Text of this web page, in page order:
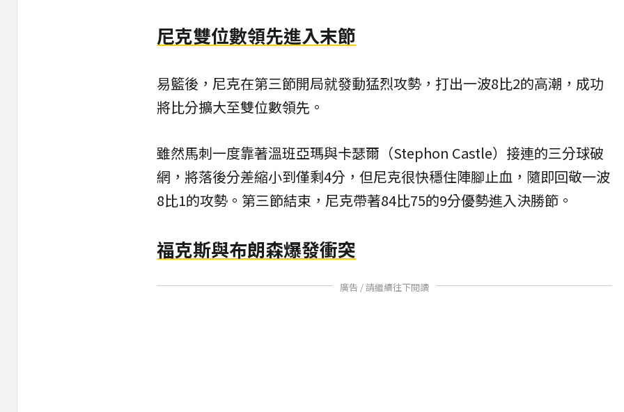
尼克雙位數領先進入末節
易籃後，尼克在第三節開局就發動猛烈攻勢，打出一波8比2的高潮，成功
將比分擴大至雙位數領先。
雖然馬刺一度靠著溫班亞瑪與卡瑟爾（Stephon Castle）接連的三分球破
網，將落後分差縮小到僅剩4分，但尼克很快穩住陣腳止血，隨即回敬一波
8比1的攻勢。第三節結束，尼克帶著84比75的9分優勢進入決勝節。
福克斯與布朗森爆發衝突
廣告 / 請繼續往下閱讀